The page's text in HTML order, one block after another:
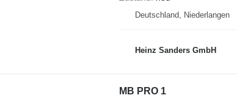
Deutschland, Niederlangen
Heinz Sanders GmbH
MB PRO 1